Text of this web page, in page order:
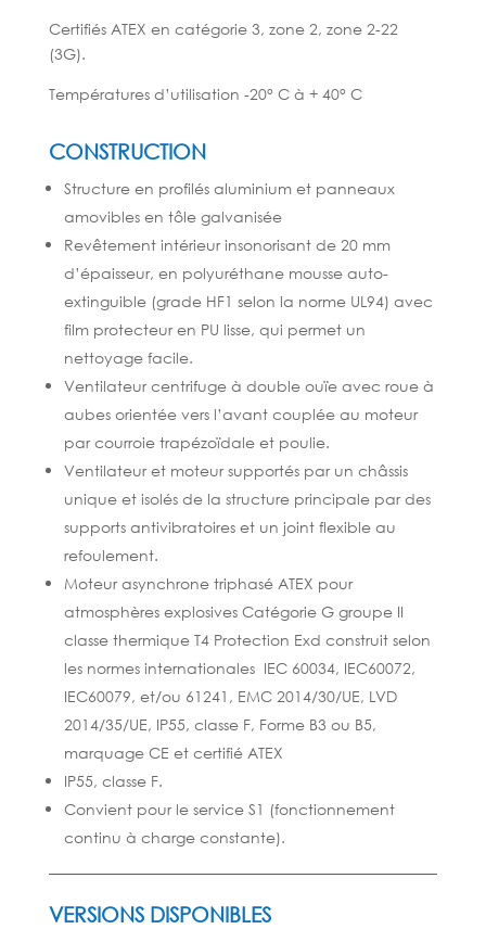
Certifiés ATEX en catégorie 3, zone 2, zone 2-22
(3G).
Températures d’utilisation -20° C à + 40° C
CONSTRUCTION
Structure en profilés aluminium et panneaux
amovibles en tôle galvanisée
Revêtement intérieur insonorisant de 20 mm
d’épaisseur, en polyuréthane mousse auto-
extinguible (grade HF1 selon la norme UL94) avec
film protecteur en PU lisse, qui permet un
nettoyage facile.
Ventilateur centrifuge à double ouïe avec roue à
aubes orientée vers l’avant couplée au moteur
par courroie trapézoïdale et poulie.
Ventilateur et moteur supportés par un châssis
unique et isolés de la structure principale par des
supports antivibratoires et un joint flexible au
refoulement.
Moteur asynchrone triphasé ATEX pour
atmosphères explosives Catégorie G groupe II
classe thermique T4 Protection Exd construit selon
les normes internationales IEC 60034, IEC60072,
IEC60079, et/ou 61241, EMC 2014/30/UE, LVD
2014/35/UE, IP55, classe F, Forme B3 ou B5,
marquage CE et certifié ATEX
IP55, classe F.
Convient pour le service S1 (fonctionnement
continu à charge constante).
VERSIONS DISPONIBLES